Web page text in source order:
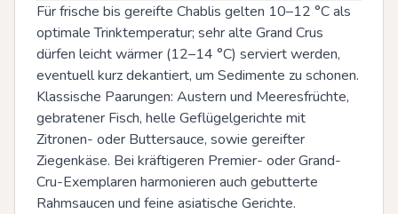
Für frische bis gereifte Chablis gelten 10–12 °C als
optimale Trinktemperatur; sehr alte Grand Crus
dürfen leicht wärmer (12–14 °C) serviert werden,
eventuell kurz dekantiert, um Sedimente zu schonen.
Klassische Paarungen: Austern und Meeresfrüchte,
gebratener Fisch, helle Geflügelgerichte mit
Zitronen- oder Buttersauce, sowie gereifter
Ziegenkäse. Bei kräftigeren Premier- oder Grand-
Cru-Exemplaren harmonieren auch gebutterte
Rahmsaucen und feine asiatische Gerichte.